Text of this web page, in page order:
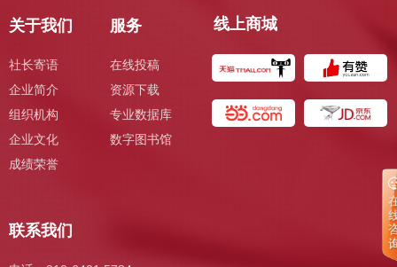
关于我们
社长寄语
企业简介
组织机构
企业文化
成绩荣誉
服务
在线投稿
资源下载
专业数据库
数字图书馆
线上商城
联系我们